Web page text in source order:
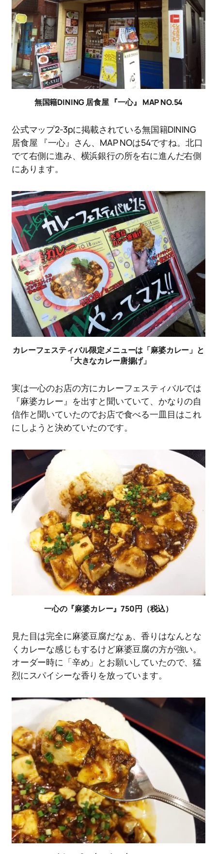
無国籍DINING 居食屋 『一心』 MAP NO.54
公式マップ2-3pに掲載されている無国籍DINING
居食屋 『一心』さん、MAP NOは54ですね。北口
でて右側に進み、横浜銀行の所を右に進んだ右側
にあります。
カレーフェスティバル限定メニューは「麻婆カレー」と
「大きなカレー唐揚げ」
実は一心のお店の方にカレーフェスティバルでは
『麻婆カレー』を出すと聞いていて、かなりの自
信作と聞いていたのでお店で食べる一皿目はこれ
にしようと決めていたのです。
一心の『麻婆カレー』750円（税込）
見た目は完全に麻婆豆腐だなぁ、香りはなんとな
くカレーな感じもするけど麻婆豆腐の方が強い。
オーダー時に「辛め」とお願いしていたので、猛
烈にスパイシーな香りを放っています。